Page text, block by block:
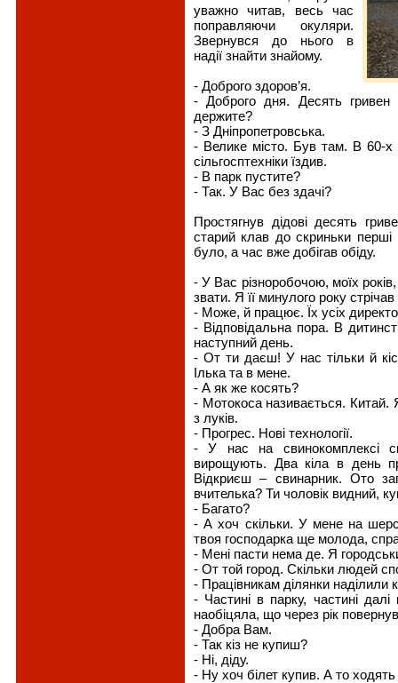
уважно читав, весь час
поправляючи окуляри.
Звернувся до нього в
надії знайти знайому.
- Доброго здоров’я.
- Доброго дня. Десять
держите?
- З Дніпропетровська.
- Велике місто. Був там. В 60-х
сільгосптехніки їздив.
- В парк пустите?
- Так. У Вас без здачі?
Простягнув дідові десять
старий клав до скриньки
було, а час вже добігав обіду.
- У Вас різноробочою, моїх
звати. Я її минулого року стрічав
- Може, й працює. Їх усіх
- Відповідальна пора. В
наступний день.
- От ти даєш! У нас тільки й
Ілька та в мене.
- А як же косять?
- Мотокоса називається. Китай.
з луків.
- Прогрес. Нові технології.
- У нас на свинокомплексі
вирощують. Два кіла в день
Відкриєш – свинарник. Ото
вчителька? Ти чоловік видний,
- Багато?
- А хоч скільки. У мене на
твоя господарка ще молода,
- Мені пасти нема де. Я
- От той город. Скільки людей
- Працівникам ділянки наділили
- Частині в парку, частині
наобіцяла, що через рік
- Добра Вам.
- Так кіз не купиш?
- Ні, діду.
- Ну хоч білет купив. А то